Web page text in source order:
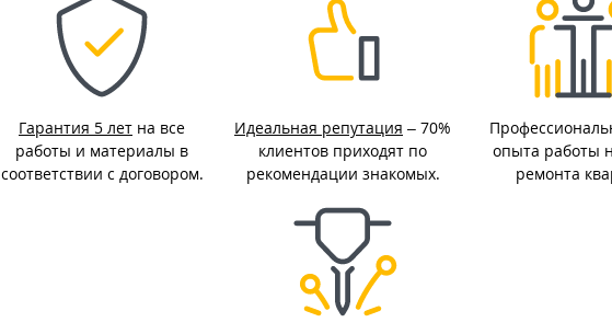
Гарантия 5 лет на все
работы и материалы в
соответствии с договором.
Идеальная репутация – 70%
клиентов приходят по
рекомендации знакомых.
опыта работы
ремонта